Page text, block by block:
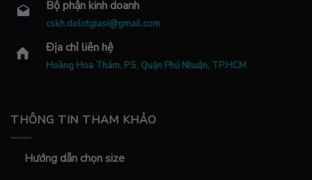
Bộ phận kinh doanh
cskh.dolotgiasi@gmail.com
Địa chỉ liên hệ
Hoàng Hoa Thám, P.5, Quận Phú Nhuận, TP.HCM
THÔNG TIN THAM KHẢO
Hướng dẫn chọn size